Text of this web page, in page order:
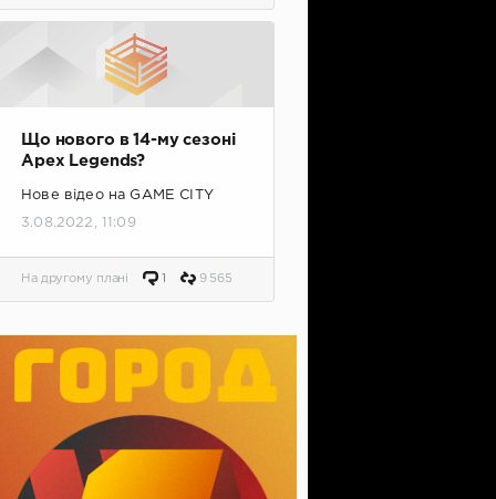
Що нового в 14-му сезоні
Apex Legends?
Нове відео на GAME CITY
3.08.2022, 11:09
На другому плані 1 9 565